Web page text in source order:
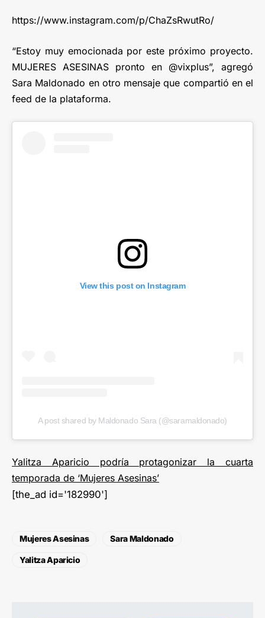
https://www.instagram.com/p/ChaZsRwutRo/
“Estoy muy emocionada por este próximo proyecto.
MUJERES ASESINAS pronto en @vixplus”, agregó
Sara Maldonado en otro mensaje que compartió en el
feed de la plataforma.
View this post on Instagram
A post shared by Maldonado Sara (@saramaldonado)
Yalitza Aparicio podría protagonizar la cuarta
temporada de ‘Mujeres Asesinas’
[the_ad id='182990']
Mujeres Asesinas Sara Maldonado
Yalitza Aparicio